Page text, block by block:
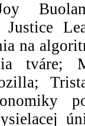
na
tváre;